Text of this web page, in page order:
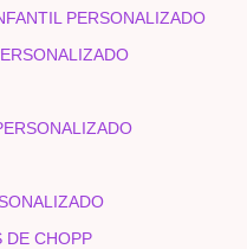
PERSONALIZADO
DE CHOPP